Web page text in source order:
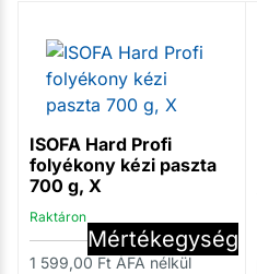
ISOFA Hard Profi
folyékony kézi paszta
700 g, X
Raktáron
1 599,00 Ft ÁFA nélkül
Mennyiség
Mértékegység